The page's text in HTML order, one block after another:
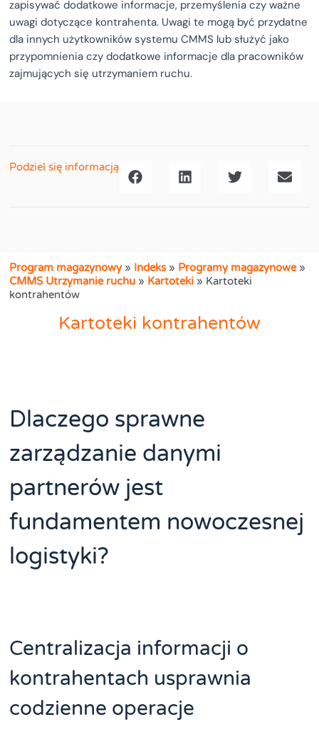
zapisywać dodatkowe informacje, przemyślenia czy ważne
uwagi dotyczące kontrahenta. Uwagi te mogą być przydatne
dla innych użytkowników systemu CMMS lub służyć jako
przypomnienia czy dodatkowe informacje dla pracowników
zajmujących się utrzymaniem ruchu.
Podziel się informacją
Program magazynowy» Indeks» Programy magazynowe»
CMMS Utrzymanie ruchu » Kartoteki » Kartoteki
kontrahentów
Kartoteki kontrahentów
Dlaczego sprawne
zarządzanie danymi
partnerów jest
fundamentem nowoczesnej
logistyki?
Centralizacja informacji o
kontrahentach usprawnia
codzienne operacje